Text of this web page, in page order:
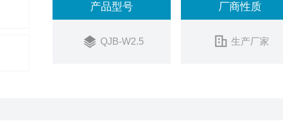
产品型号
QJB-W2.5
厂商性质
生产厂家